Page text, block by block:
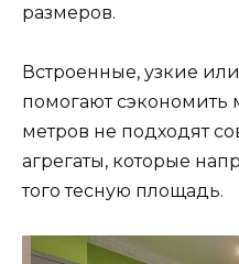
размеров.
Встроенные, узкие
помогают сэкономить
метров не подходят
агрегаты, которые
того тесную площадь.